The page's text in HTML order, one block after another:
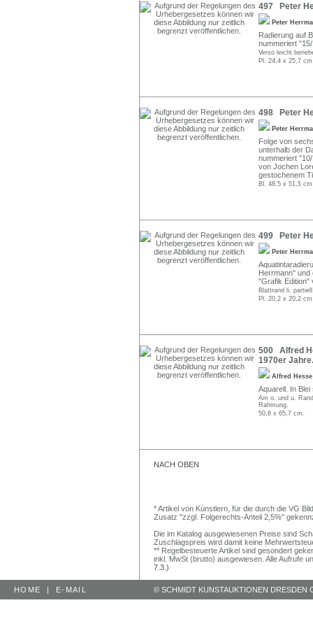
497 Peter
Peter
Radierung auf
nummeriert
Verso leicht
Pl. 24,4 x 25,7
498 Peter
Peter
Folge von
unterhalb der
nummeriert
von Jochen
gestochenem
Bl. 48,5 x 51,5
499 Peter
Peter
Herrmann" und
"Grafik Edition"
Blattrand li.
Pl. 20,2 x 20,2
500 Alfred
1970er Jahre.
Alfred
Aquarell. In
Am o. und u.
Rahmung.
50,6 x 65,7 cm.
NACH OBEN
* Artikel von Künstlern, für die durch die VG
Zusatz "zzgl. Folgerechts-Anteil 2,5%"
Die im Katalog ausgewiesenen Preise sind
Zuschlagspreis wird damit keine
** Regelbesteuerte Artikel sind gesondert
inkl. MwSt (brutto) ausgewiesen. Alle Aufrufe
7.3.)
HOME | E-MAIL © SCHMIDT KUNSTAUKTIONEN DRESDEN